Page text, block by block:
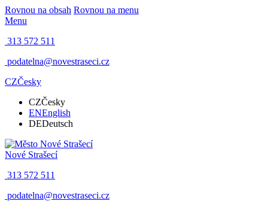
Rovnou na obsah Rovnou na menu
Menu
313 572 511
podatelna@novestraseci.cz
CZČesky
CZČesky
ENEnglish
DEDeutsch
Nové Strašecí
313 572 511
podatelna@novestraseci.cz